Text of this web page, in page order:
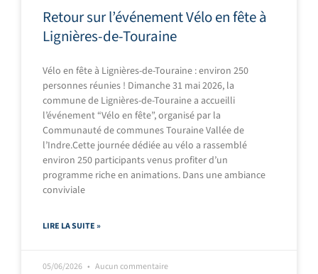
Retour sur l’événement Vélo en fête à
Lignières-de-Touraine
Vélo en fête à Lignières-de-Touraine : environ 250
personnes réunies ! Dimanche 31 mai 2026, la
commune de Lignières-de-Touraine a accueilli
l’événement “Vélo en fête”, organisé par la
Communauté de communes Touraine Vallée de
l’Indre.Cette journée dédiée au vélo a rassemblé
environ 250 participants venus profiter d’un
programme riche en animations. Dans une ambiance
conviviale
LIRE LA SUITE »
05/06/2026 Aucun commentaire